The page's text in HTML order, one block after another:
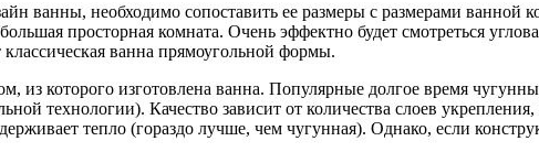
ванны, необходимо сопоставить ее размеры с размерами ванной
просторная комната. Очень эффектно будет смотреться
ванна прямоугольной формы.
из которого изготовлена ванна. Популярные долгое время
технологии). Качество зависит от количества слоев
тепло (гораздо лучше, чем чугунная). Однако, если